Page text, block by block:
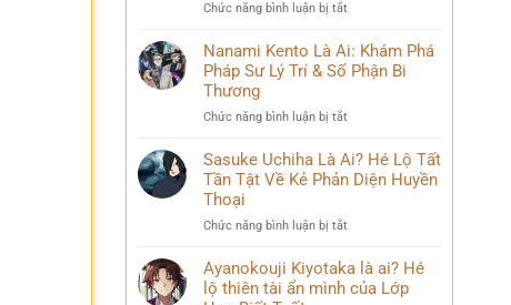
và
bí
ẩn
Phá
Trình
Biến
Bi
Chức năng bình luận bị tắt
Ashido
là
lộ
năng
lực’
chuyện
thú
vị
Nanami Kento Là Ai: Khám Phá
Pháp Sư Lý Trí & Số Phận Bi
Thương
Chức năng bình luận bị tắt
Kento
Là
Phá
Sư
Lý
Sasuke Uchiha Là Ai? Hé Lộ Tất
Tần Tật Về Kẻ Phản Diện Huyền
Thoại
Chức năng bình luận bị tắt
Uchiha
Ayanokouji Kiyotaka là ai? Hé
lộ thiên tài ẩn mình của Lớp